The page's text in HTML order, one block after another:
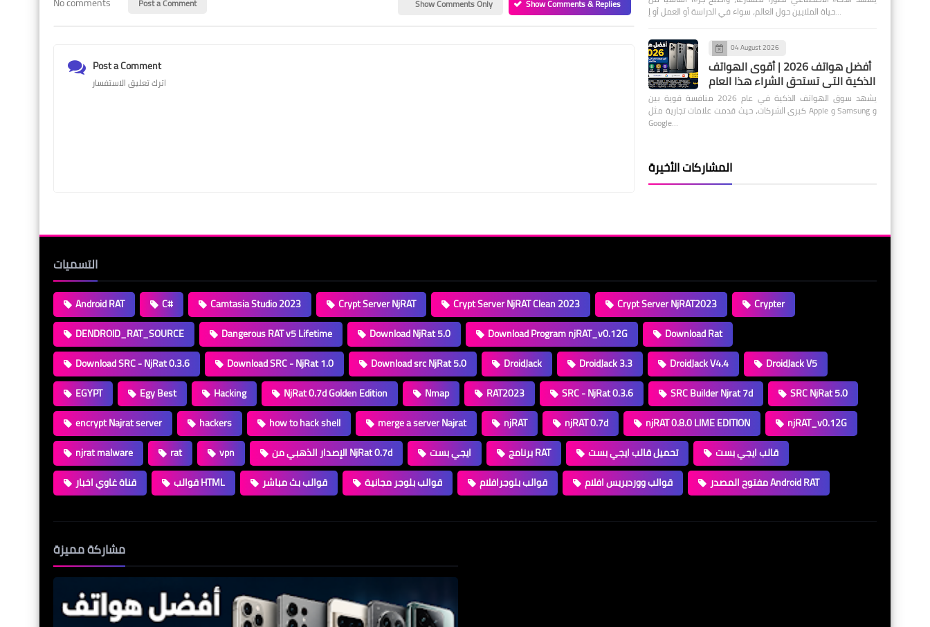
Show Comments Only Show Comments & Replies
Post a Comment
اترك تعليق الاستفسار
حياة الملايين حول العالم، سواء في الدراسة أو العمل أو إ…
04 August 2026
أفضل هواتف 2026 | أقوى الهواتف
الذكية التي تستحق الشراء هذا العام
يشهد سوق الهواتف الذكية في عام 2026 منافسة قوية بين
كبرى الشركات، حيث قدمت علامات تجارية مثل Apple و Samsung و
Google…
المشاركات الأخيرة
التسميات
Android RAT C# Camtasia Studio 2023 Crypt Server NjRAT Crypt Server NjRAT Clean 2023 Crypt Server NjRAT2023
Crypter
DENDROID_RAT_SOURCE
Dangerous RAT v5 Lifetime Download NjRat 5.0 Download Program njRAT_v0.12G
Download Rat
Download SRC - NjRat 0.3.6
Download SRC - NjRat 1.0 Download src NjRat 5.0 DroidJack DroidJack 3.3 DroidJack V4.4
DroidJack V5
EGYPT
Egy Best Hacking NjRat 0.7d Golden Edition Nmap RAT2023 SRC - NjRat 0.3.6 SRC Builder Njrat 7d
SRC NjRat 5.0
encrypt Najrat server
hackers how to hack shell merge a server Najrat njRAT njRAT 0.7d njRAT 0.8.0 LIME EDITION
njRAT_v0.12G
njrat malware
rat vpn الإصدار الذهبي من NjRat 0.7d ايجي بست برنامج RAT تحميل قالب ايجي بست
قالب ايجي بست
قناة غاوي اخبار
قوالب HTML قوالب بث مباشر قوالب بلوجر مجانية قوالب بلوجرافلام قوالب ووردبريس افلام مفتوح المصدر Android RAT
مشاركة مميزة